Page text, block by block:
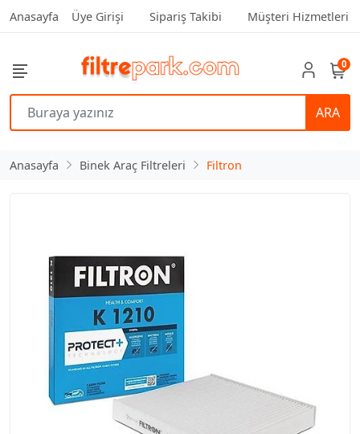
Anasayfa Üye Girişi Sipariş Takibi Müşteri Hizmetleri
ARA
0
Anasayfa Binek Araç Filtreleri Filtron